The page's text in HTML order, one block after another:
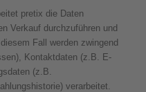
pretix die Daten
Verkauf durchzuführen und
Fall werden zwingend
Kontaktdaten (z.B. E-
(z.B.
verarbeitet.